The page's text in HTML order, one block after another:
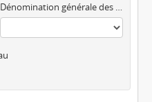
Dénomination générale des documents